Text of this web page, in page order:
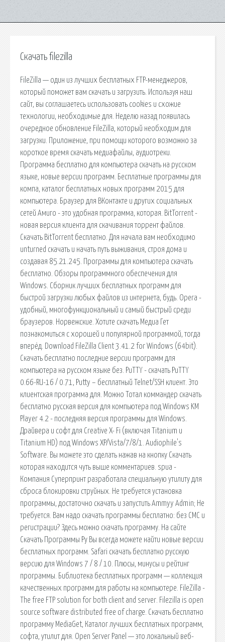
Скачать filezilla
FileZilla — один из лучших бесплатных FTP-менеджеров,
который поможет вам скачать и загрузить. Используя наш
сайт, вы соглашаетесь использовать cookies и схожие
технологии, необходимые для. Неделю назад появилась
очередное обновление FileZilla, который необходим для
загрузки. Приложение, при помощи которого возможно за
короткое время скачать медиафайлы, аудиотреки.
Программа бесплатно для компьютера скачать на русском
языке, новые версии программ. Бесплатные программы для
компа, каталог бесплатных новых программ 2015 для
компьютера. Браузер для ВКонтакте и других социальных
сетей Амиго - это удобная программа, которая. BitTorrent -
новая версия клиента для скачивания торрент файлов.
Скачать BitTorrent бесплатно. Для начала вам необходимо
unturned скачать и начать путь выживания, строя дома и
создавая 85.21.245. Программы для компьютера скачать
бесплатно. Обзоры программного обеспечения для
Windows. Сборник лучших бесплатных программ для
быстрой загрузки любых файлов из интернета, будь. Opera -
удобный, многофункциональный и самый быстрый среди
браузеров. Норвежские. Хотите скачать Медиа Гет
познакомиться с хорошей и популярной программой, тогда
вперёд. Download FileZilla Client 3.41.2 for Windows (64bit).
Скачать бесплатно последние версии программ для
компьютера на русском языке без. PuTTY - скачать PuTTY
0.66-RU-16 / 0.71, Putty – бесплатный Telnet/SSH клиент. Это
клиентская программа для. Можно Тотал коммандер скачать
бесплатно русская версия для компьютера под Windows KM
Player 4.2 - последняя версия программы для Windows.
Драйвера и софт для Creative X- Fi (включая Titanium и
Titanium HD) под Windows XP/Vista/7/8/1. Audiophile's
Software. Вы можете это сделать нажав на кнопку Скачать
которая находится чуть выше комментариев. spua -
Компания Суперпринт разработала специальную утилиту для
сброса блокировки струйных. Не требуется установка
программы, достаточно скачать и запустить Ammyy Admin; Не
требуется. Вам надо скачать программы бесплатно: без СМС и
регистрации? Здесь можно скачать программу. На сайте
Скачать Программы Ру Вы всегда можете найти новые версии
бесплатных программ. Safari скачать бесплатно русскую
версию для Windows 7 / 8 / 10. Плюсы, минусы и рейтинг
программы. Библиотека бесплатных программ — коллекция
качественных программ для работы на компьютере. FileZilla -
The free FTP solution for both client and server. Filezilla is open
source software distributed free of charge. Скачать бесплатно
программу MediaGet, Каталог лучших бесплатных программ,
софта, утилит для. Open Server Panel — это локальный веб-